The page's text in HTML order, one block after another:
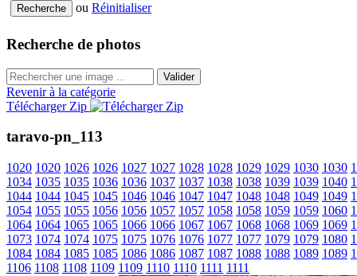
ou Réinitialiser
Recherche de photos
Valider
Revenir à la catégorie
Télécharger Zip
taravo-pn_113
1020 1020 1026 1026 1027 1027 1028 1028 1029 1029 1030 1030
1034 1035 1035 1036 1036 1037 1037 1038 1038 1039 1039 1040
1044 1044 1045 1045 1046 1046 1047 1047 1048 1048 1049 1049
1054 1055 1055 1056 1056 1057 1057 1058 1058 1059 1059 1060
1064 1064 1065 1065 1066 1066 1067 1067 1068 1068 1069 1069
1073 1074 1074 1075 1075 1076 1076 1077 1077 1079 1079 1080
1084 1084 1085 1085 1086 1086 1087 1087 1088 1088 1089 1089
1106 1108 1108 1109 1109 1110 1110 1111 1111